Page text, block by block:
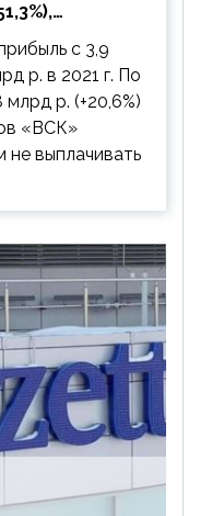
не
с 3,9
р. в 2021 г. По
р. (+20,6%)
«ВСК»
выплачивать